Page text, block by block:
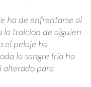
ha de enfrentarse al
la traición de alguien
el pelaje ha
la sangre fría ha
alterado para